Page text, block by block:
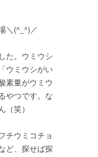
＼(^_^)／
た。ウミウシ
ウミウシがい
素量がウミウ
やつです。な
笑）
チウミコチョ
ど、探せば探